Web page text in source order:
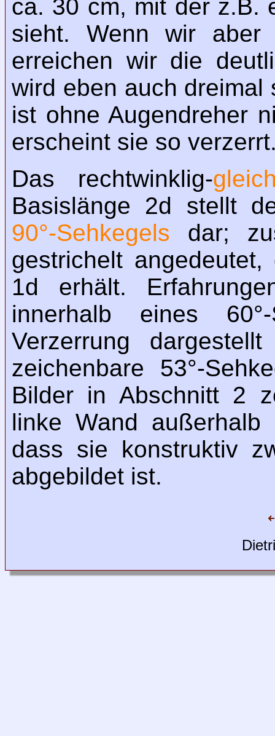
ca. 30 cm, mit der z.B.
sieht. Wenn wir aber
erreichen wir die
wird eben auch
ist ohne Augendreher
erscheint sie so
Das rechtwinklig-
Basislänge 2d stellt
90°-Sehkegels dar;
gestrichelt
1d erhält.
innerhalb eines
Verzerrung
zeichenbare 53°-
Bilder in Abschnitt 2
linke Wand außerhalb
dass sie konstruktiv
abgebildet ist.